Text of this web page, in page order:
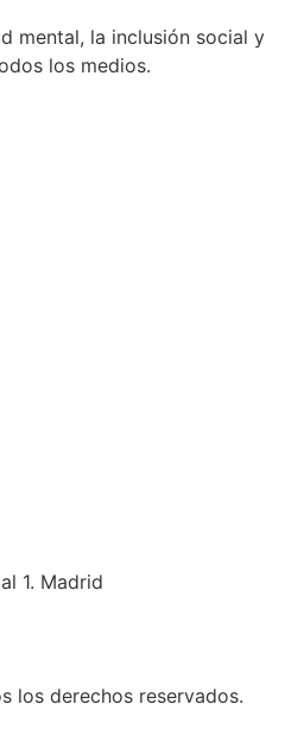
mental, la inclusión social y
los medios.
1. Madrid
los derechos reservados.